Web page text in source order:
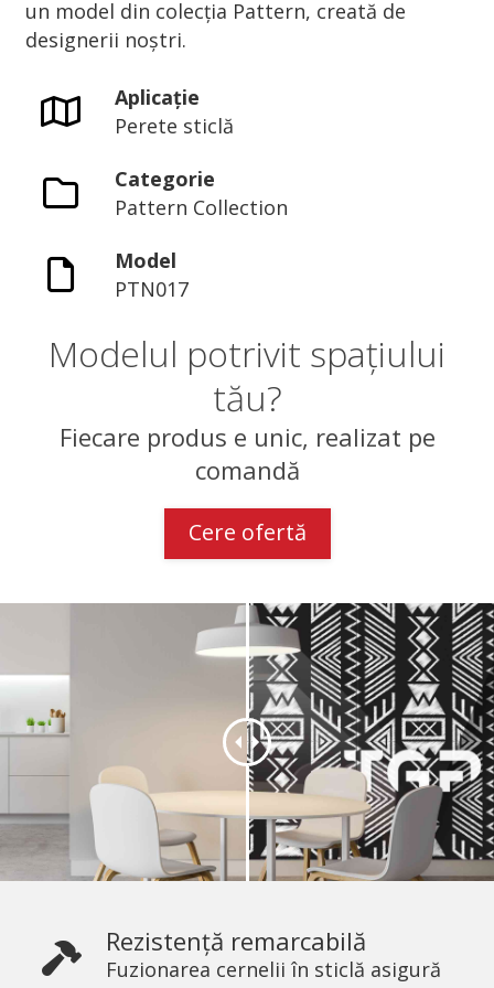
un model din colecția Pattern, creată de
designerii noștri.
Aplicație
Perete sticlă
Categorie
Pattern Collection
Model
PTN017
Modelul potrivit spațiului
tău?
Fiecare produs e unic, realizat pe
comandă
Cere ofertă
Rezistență remarcabilă
Fuzionarea cernelii în sticlă asigură